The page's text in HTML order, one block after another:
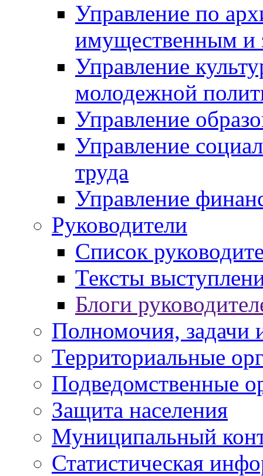
Управление по
имущественным и
Управление
молодежной
Управление
Управление
труда
Управление
Руководители
Список
Тексты
Блоги
Полномочия, задачи
Территориальные
Подведомственные
Защита населения
Муниципальный
Статистическая